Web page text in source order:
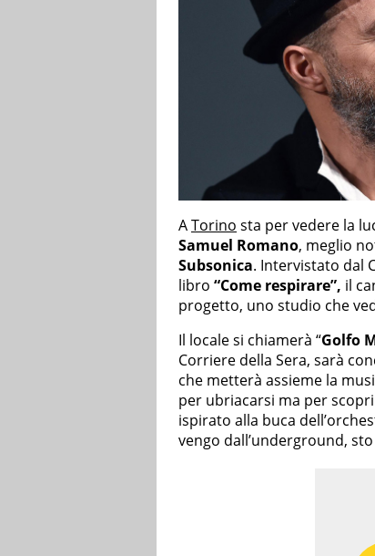
ATorino sta per vedere la
Samuel Romano, meglio
Subsonica. Intervistato dal
libro “Come respirare”, il
progetto, uno studio che
Il locale si chiamerà “Golfo
Corriere della Sera, sarà
che metterà assieme la
per ubriacarsi ma per
ispirato alla buca
vengo dall’underground,